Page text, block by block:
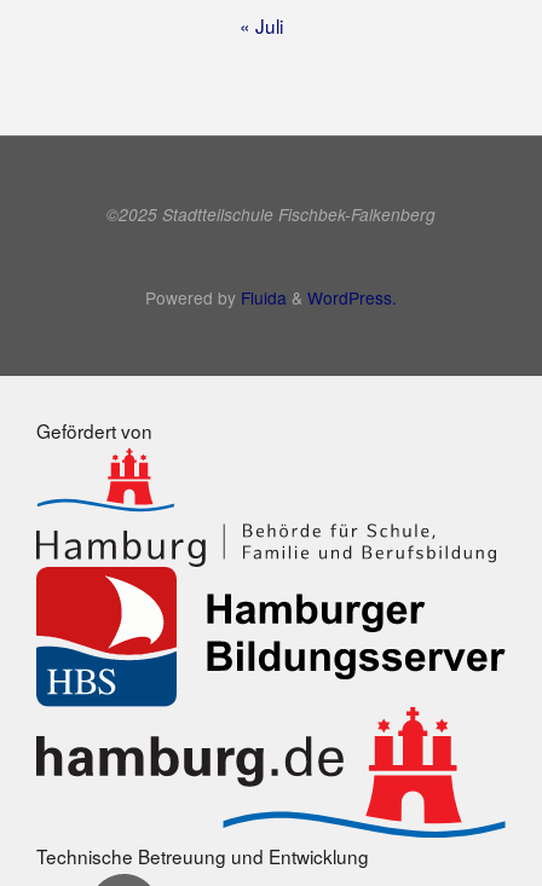
« Juli
©2025 Stadtteilschule Fischbek-Falkenberg
Powered by Fluida & WordPress.
Gefördert von
Technische Betreuung und Entwicklung